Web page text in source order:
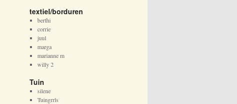
textiel/borduren
berthi
corrie
juul
marga
marianne m
willy 2
Tuin
silene
Tuingrrls